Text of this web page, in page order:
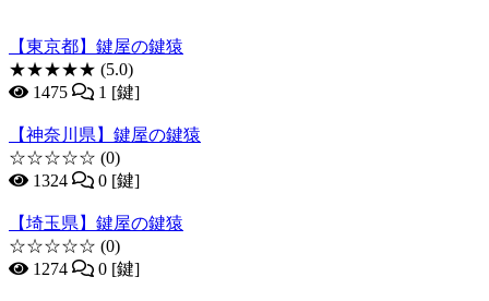
【東京都】鍵屋の鍵猿
★★★★★ (5.0)
1475
1 [鍵]
【神奈川県】鍵屋の鍵猿
☆☆☆☆☆ (0)
1324
0 [鍵]
【埼玉県】鍵屋の鍵猿
☆☆☆☆☆ (0)
1274
0 [鍵]